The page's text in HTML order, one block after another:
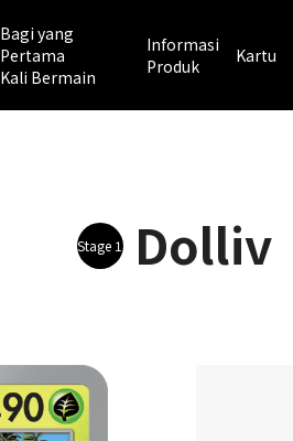
Bagi yang
Pertama
Kali Bermain
Informasi
Produk
Kartu
Stage 1Dolliv